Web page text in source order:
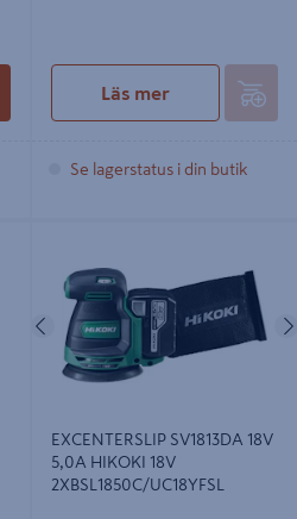
Läs mer
Se lagerstatus i din butik
Föregående
EXCENTERSLIP SV1813DA 18V
5,0A HIKOKI 18V
2XBSL1850C/UC18YFSL